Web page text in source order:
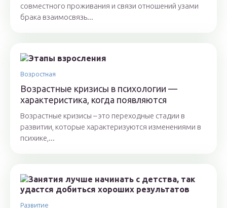
совместного проживания и связи отношений узами
брака взаимосвязь...
Возростная
Возрастные кризисы в психологии —
характеристика, когда появляются
Возрастные кризисы – это переходные стадии в
развитии, которые характеризуются изменениями в
психике,...
Развитие